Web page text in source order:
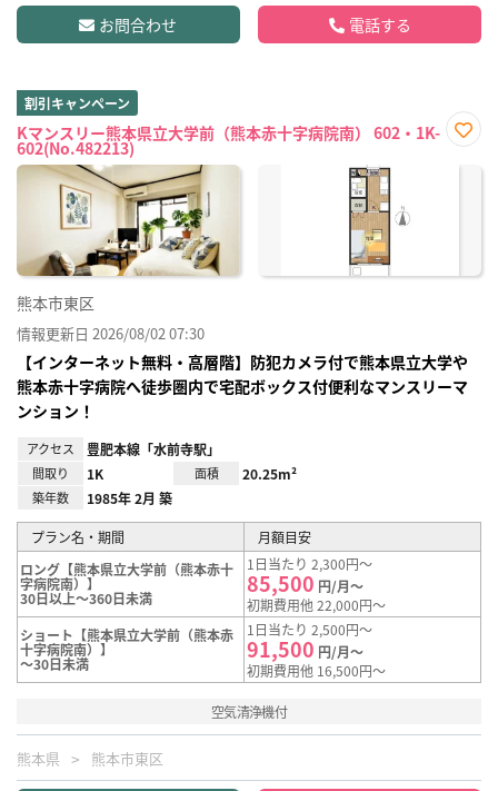
お問合わせ 電話する
割引キャンペーン
Kマンスリー熊本県立大学前（熊本赤十字病院南） 602・1K-
602(No.482213)
に入
熊本市東区
情報更新日 2026/08/02 07:30
【インターネット無料・高層階】防犯カメラ付で熊本県立大学や
熊本赤十字病院へ徒歩圏内で宅配ボックス付便利なマンスリーマ
ンション！
アクセス 豊肥本線「水前寺駅」
間取り 1K 面積 20.25m²
築年数 1985年 2月 築
プラン名・期間
月額目安
ロング【熊本県立大学前（熊本赤十
字病院南）】
30日以上～360日未満
1日当たり 2,300円～
85,500 円/月～
初期費用他 22,000円～
ショート【熊本県立大学前（熊本赤
十字病院南）】
～30日未満
1日当たり 2,500円～
91,500 円/月～
初期費用他 16,500円～
空気清浄機付
熊本県 熊本市東区